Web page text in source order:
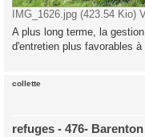
IMG_1626.jpg (423.54 Kio)
A plus long terme, la
d'entretien plus favorables
collette
refuges - 476- Barenton